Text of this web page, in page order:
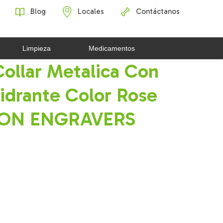
Blog Locales Contáctanos
Limpieza Medicamentos
Metalica Con
Color Rose
ENGRAVERS